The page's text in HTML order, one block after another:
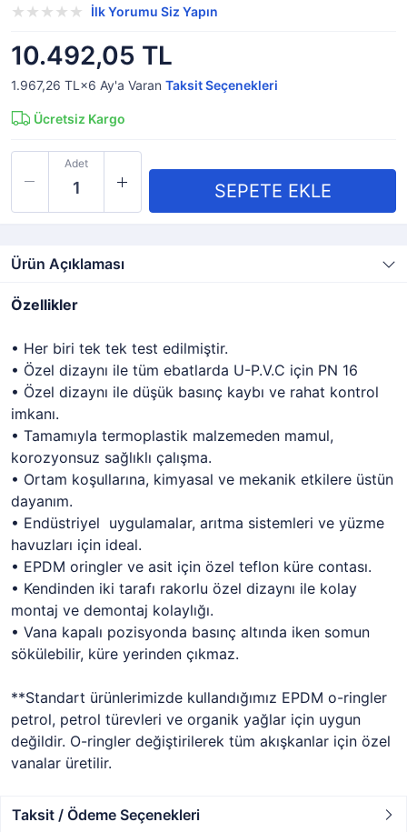
İlk Yorumu Siz Yapın
10.492,05 TL
1.967,26 TL×6 Ay'a Varan Taksit Seçenekleri
Ücretsiz Kargo
Adet
Ürün Açıklaması
Özellikler
• Her biri tek tek test edilmiştir.
• Özel dizaynı ile tüm ebatlarda U-P.V.C için PN 16
• Özel dizaynı ile düşük basınç kaybı ve rahat kontrol
imkanı.
• Tamamıyla termoplastik malzemeden mamul,
korozyonsuz sağlıklı çalışma.
• Ortam koşullarına, kimyasal ve mekanik etkilere üstün
dayanım.
• Endüstriyel uygulamalar, arıtma sistemleri ve yüzme
havuzları için ideal.
• EPDM oringler ve asit için özel teflon küre contası.
• Kendinden iki tarafı rakorlu özel dizaynı ile kolay
montaj ve demontaj kolaylığı.
• Vana kapalı pozisyonda basınç altında iken somun
sökülebilir, küre yerinden çıkmaz.
**Standart ürünlerimizde kullandığımız EPDM o-ringler
petrol, petrol türevleri ve organik yağlar için uygun
değildir. O-ringler değiştirilerek tüm akışkanlar için özel
vanalar üretilir.
Taksit / Ödeme Seçenekleri